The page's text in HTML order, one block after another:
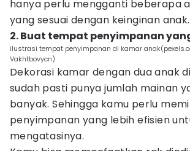
hanya perlu mengganti beberapa
yang sesuai dengan keinginan anak.
2. Buat tempat penyimpanan
ilustrasi tempat penyimpanan di kamar
Vakhtbovycn)
Dekorasi kamar dengan dua anak
sudah pasti punya jumlah mainan
banyak. Sehingga kamu perlu
penyimpanan yang lebih efisien
mengatasinya.